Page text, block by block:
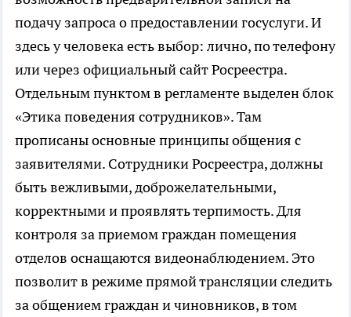
подачу запроса о предоставлении госуслуги. И
здесь у человека есть выбор: лично, по телефону
или через официальный сайт Росреестра.
Отдельным пунктом в регламенте выделен блок
«Этика поведения сотрудников». Там
прописаны основные принципы общения с
заявителями. Сотрудники Росреестра, должны
быть вежливыми, доброжелательными,
корректными и проявлять терпимость. Для
контроля за приемом граждан помещения
отделов оснащаются видеонаблюдением. Это
позволит в режиме прямой трансляции следить
за общением граждан и чиновников, в том